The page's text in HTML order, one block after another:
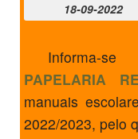
18-09-2022
Informa-
PAPELARIA
manuais
2022/2023, pelo